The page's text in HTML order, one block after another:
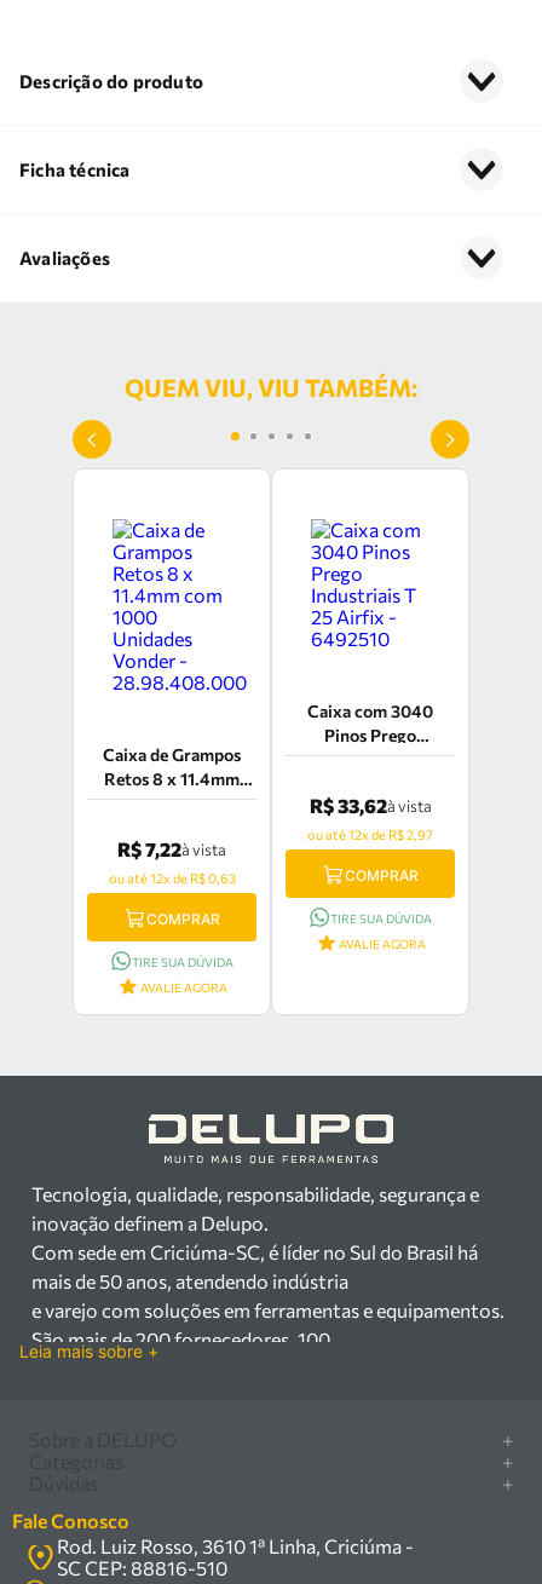
Descrição do produto
Ficha técnica
Avaliações
QUEM VIU, VIU TAMBÉM:
Caixa de Grampos
Retos 8 x 11.4mm
com 1000 Unidades
28.98.408.000
R$ 7,22à vista
ou até 12x de R$ 0,63
COMPRAR
TIRE SUA DÚVIDA
AVALIE AGORA
Caixa com 3040
Pinos Prego
Industriais T 25 Airfix
R$ 33,62à vista
ou até 12x de R$ 2,97
COMPRAR
TIRE SUA DÚVIDA
AVALIE AGORA
Tecnologia, qualidade, responsabilidade, segurança e
inovação definem a Delupo.
Com sede em Criciúma-SC, é líder no Sul do Brasil há
mais de 50 anos, atendendo indústria
e varejo com soluções em ferramentas e equipamentos.
São mais de 200 fornecedores, 100
equipamentos industriais no Sul do Brasil. Com sede em
Criciúma – SC, atendemos os
setores industrial e varejista com um amplo portfólio de
produtos à pronta entrega.
Leia mais sobre +
+
Marcas
Política de privacidade
+
Serra circular
Compressor
+
Como comprar
Central de ajuda
Troca, devolução e garantia
Fale Conosco
Rod. Luiz Rosso, 3610 1ª Linha, Criciúma -
SC CEP: 88816-510